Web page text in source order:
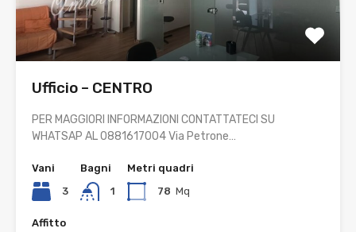
Ufficio – CENTRO
PER MAGGIORI INFORMAZIONI CONTATTATECI SU
WHATSAP AL 0881617004 Via Petrone…
Vani
3
Bagni
1
Metri quadri
78 Mq
Affitto